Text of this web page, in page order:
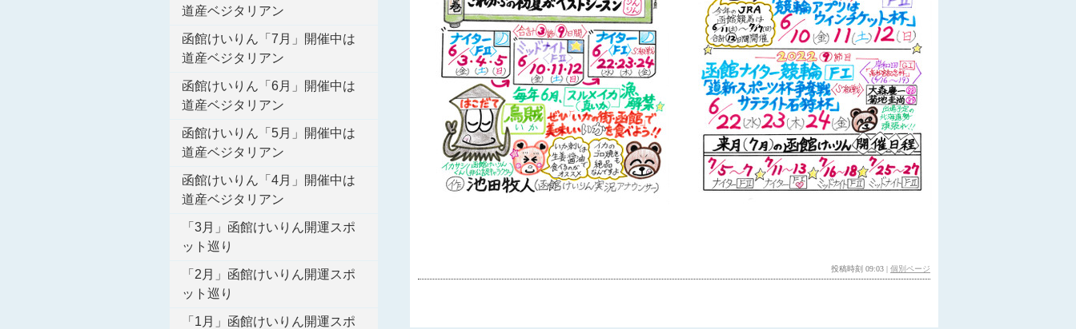
投稿時刻 09:03 | 個別ページ
道産ベジタリアン
函館けいりん「7月」開催中は
道産ベジタリアン
函館けいりん「6月」開催中は
道産ベジタリアン
函館けいりん「5月」開催中は
道産ベジタリアン
函館けいりん「4月」開催中は
道産ベジタリアン
「3月」函館けいりん開運スポ
ット巡り
「2月」函館けいりん開運スポ
ット巡り
「1月」函館けいりん開運スポ